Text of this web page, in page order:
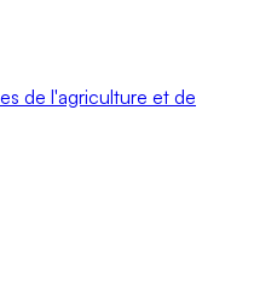
de l'agriculture et de